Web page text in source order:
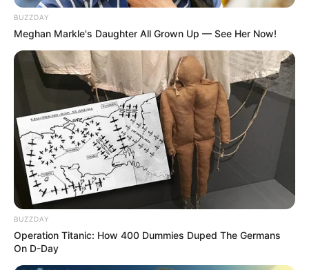
selalu update dan menyesuaikan selera pencinta kuliner Indonesia.
Buat kamu yang ingin wisata kuliner, coba cek menu favorit
Solaria berikut ini yang dirangkum dari berbagai sumber.
Baca juga:10 Macam Keju Terkenal dan Paling Enak di
Daftar isi
1. Nasi goreng
BUZZDAY
Meghan Markle's Daughter All Grown Up — See Her Now!
BUZZDAY
Operation Titanic: How 400 Dummies Duped The Germans
On D-Day